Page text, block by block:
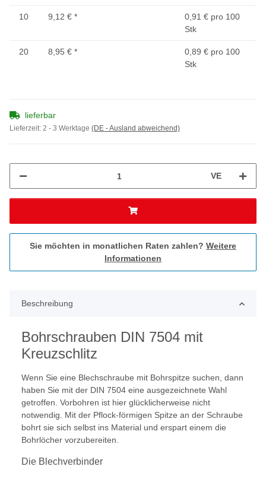
10 9,12 € *
0,91 € pro 100
Stk
20 8,95 € *
0,89 € pro 100
Stk
lieferbar
Lieferzeit: 2 - 3 Werktage (DE - Ausland abweichend)
VE
Sie möchten in monatlichen Raten zahlen? Weitere
Informationen
Beschreibung
Bohrschrauben DIN 7504 mit
Kreuzschlitz
Wenn Sie eine Blechschraube mit Bohrspitze suchen, dann
haben Sie mit der DIN 7504 eine ausgezeichnete Wahl
getroffen. Vorbohren ist hier glücklicherweise nicht
notwendig. Mit der Pflock-förmigen Spitze an der Schraube
bohrt sie sich selbst ins Material und erspart einem die
Bohrlöcher vorzubereiten.
Die Blechverbinder